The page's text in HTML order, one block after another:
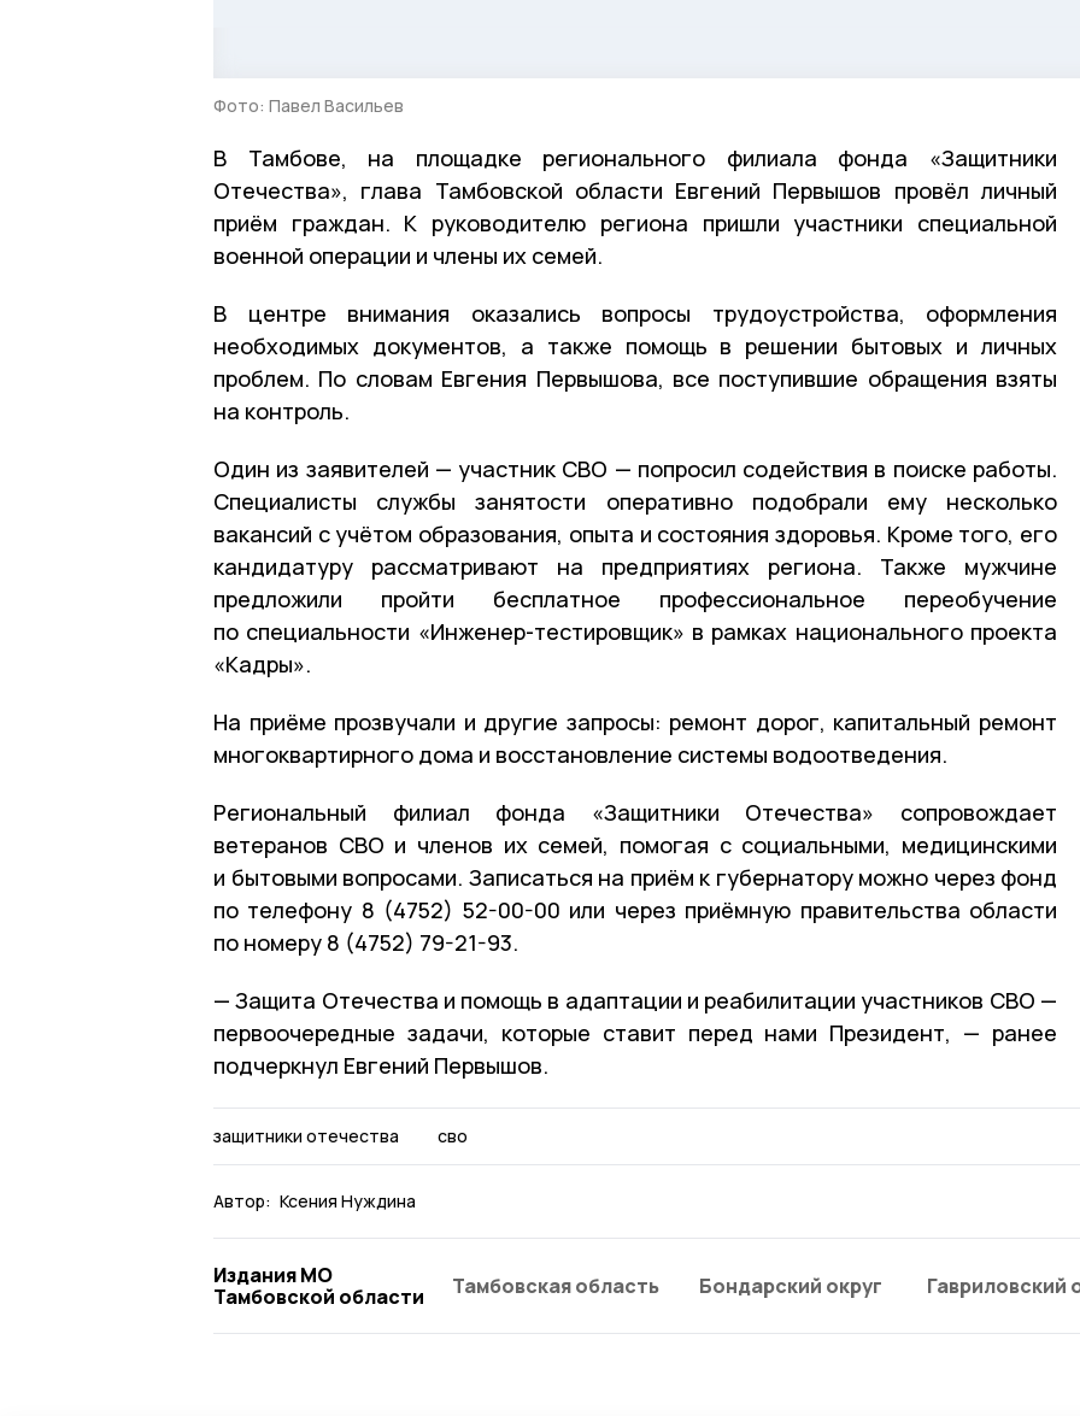
Фото: Павел Васильев
В Тамбове, на площадке регионального филиала фонда «Защитники
Отечества», глава Тамбовской области Евгений Первышов провёл личный
приём граждан. К руководителю региона пришли участники специальной
военной операции и члены их семей.
В центре внимания оказались вопросы трудоустройства, оформления
необходимых документов, а также помощь в решении бытовых и личных
проблем. По словам Евгения Первышова, все поступившие обращения взяты
на контроль.
Один из заявителей — участник СВО — попросил содействия в поиске работы.
Специалисты службы занятости оперативно подобрали ему несколько
вакансий с учётом образования, опыта и состояния здоровья. Кроме того, его
кандидатуру рассматривают на предприятиях региона. Также мужчине
предложили пройти бесплатное профессиональное переобучение
по специальности «Инженер-тестировщик» в рамках национального проекта
«Кадры».
На приёме прозвучали и другие запросы: ремонт дорог, капитальный ремонт
многоквартирного дома и восстановление системы водоотведения.
Региональный филиал фонда «Защитники Отечества» сопровождает
ветеранов СВО и членов их семей, помогая с социальными, медицинскими
и бытовыми вопросами. Записаться на приём к губернатору можно через фонд
по телефону 8 (4752) 52-00-00 или через приёмную правительства области
по номеру 8 (4752) 79-21-93.
— Защита Отечества и помощь в адаптации и реабилитации участников СВО —
первоочередные задачи, которые ставит перед нами Президент, — ранее
подчеркнул Евгений Первышов.
защитники отечества сво
Автор: Ксения Нуждина
Издания МО
Тамбовской области
Тамбовская область Бондарский округ Гавриловский